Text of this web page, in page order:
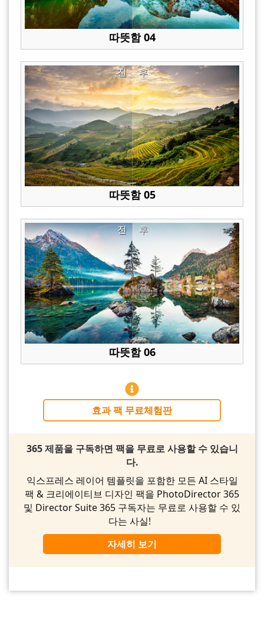
따뜻함 04
후
전
따뜻함 05
후
전
따뜻함 06
효과 팩 무료체험판
365 제품을 구독하면 팩을 무료로 사용할 수 있습니
다.
익스프레스 레이어 템플릿을 포함한 모든 AI 스타일
팩 & 크리에이티브 디자인 팩을 PhotoDirector 365
및 Director Suite 365 구독자는 무료로 사용할 수 있
다는 사실!
자세히 보기